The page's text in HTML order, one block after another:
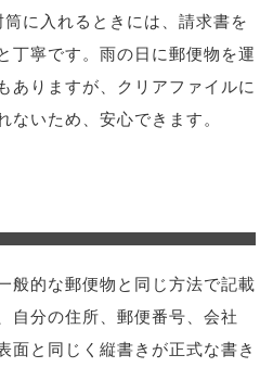
に入れるときには、請求書を
丁寧です。雨の日に郵便物を運
ありますが、クリアファイルに
いため、安心できます。
般的な郵便物と同じ方法で記載
自分の住所、郵便番号、会社
面と同じく縦書きが正式な書き